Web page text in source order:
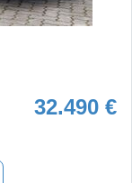
32.490 €